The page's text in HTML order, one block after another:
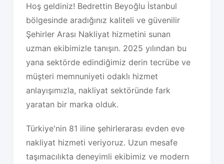
Hoş geldiniz! Bedrettin Beyoğlu İstanbul
bölgesinde aradığınız kaliteli ve güvenilir
Şehirler Arası Nakliyat hizmetini sunan
uzman ekibimizle tanışın. 2025 yılından bu
yana sektörde edindiğimiz derin tecrübe ve
müşteri memnuniyeti odaklı hizmet
anlayışımızla, nakliyat sektöründe fark
yaratan bir marka olduk.
Türkiye'nin 81 iline şehirlerarası evden eve
nakliyat hizmeti veriyoruz. Uzun mesafe
taşımacılıkta deneyimli ekibimiz ve modern